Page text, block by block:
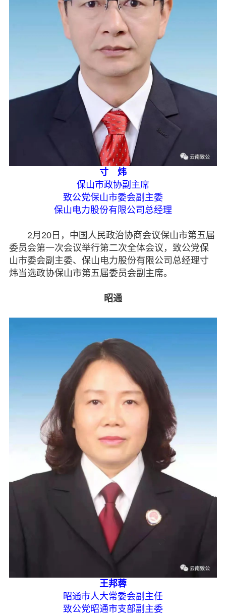
寸 炜
保山市政协副主席
致公党保山市委会副主委
保山电力股份有限公司总经理
2月20日，中国人民政治协商会议保山市第五届
委员会第一次会议举行第二次全体会议，致公党保
山市委会副主委、保山电力股份有限公司总经理寸
炜当选政协保山市第五届委员会副主席。
昭通
王邦蓉
昭通市人大常委会副主任
致公党昭通市支部副主委